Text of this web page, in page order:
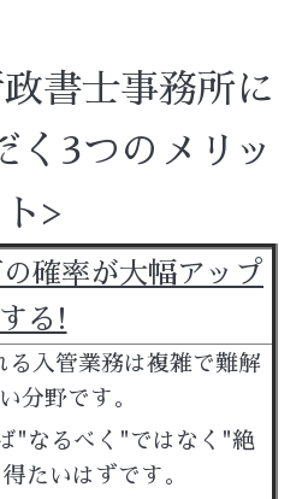
書士事務所に
く3つのメリッ
ト>
確率が大幅アップ
する!
る入管業務は複雑で難解
分野です。
"なるべく"ではなく"絶
たいはずです。